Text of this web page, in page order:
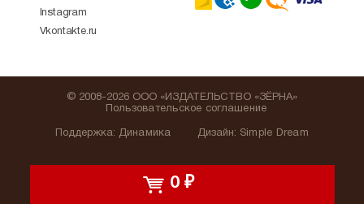
0 ₽
Instagram
Vkontakte.ru
Поддержка: Динамика
© 2008-2026 ООО «ИЗДАТЕЛЬСТВО «ЗЁРНА»
Пользовательское соглашение
Дизайн: Simple Dream